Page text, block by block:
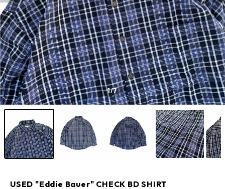
1/7
USED "Eddie Bauer" CHECK BD SHIRT